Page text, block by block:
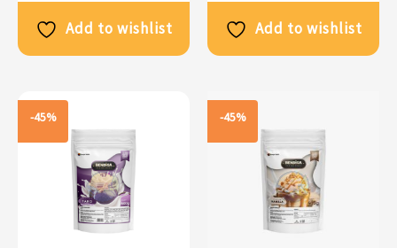
Add to wishlist Add to wishlist
-45% -45%